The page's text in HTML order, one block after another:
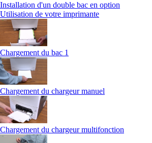
Installation d'un double bac en option
Utilisation de votre imprimante
Chargement du bac 1
Chargement du chargeur manuel
Chargement du chargeur multifonction